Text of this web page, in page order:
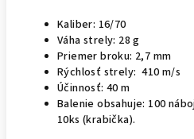
Kaliber: 16/70
Váha strely: 28 g
Priemer broku: 2,7 mm
Rýchlosť strely: 410 m/s
Účinnosť: 40 m
Balenie obsahuje: 100
10ks (krabička).